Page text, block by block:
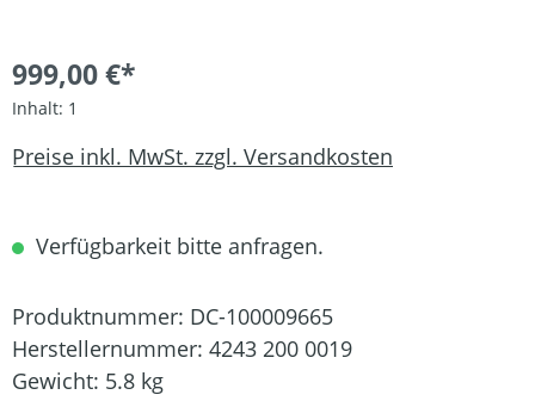
999,00 €*
Inhalt: 1
Preise inkl. MwSt. zzgl. Versandkosten
Verfügbarkeit bitte anfragen.
Produktnummer: DC-100009665
Herstellernummer: 4243 200 0019
Gewicht: 5.8 kg